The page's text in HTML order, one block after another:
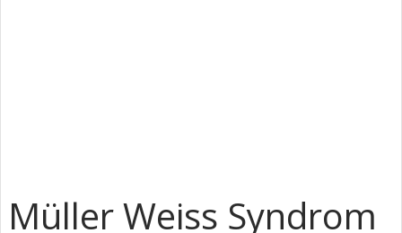
Müller Weiss Syndrom